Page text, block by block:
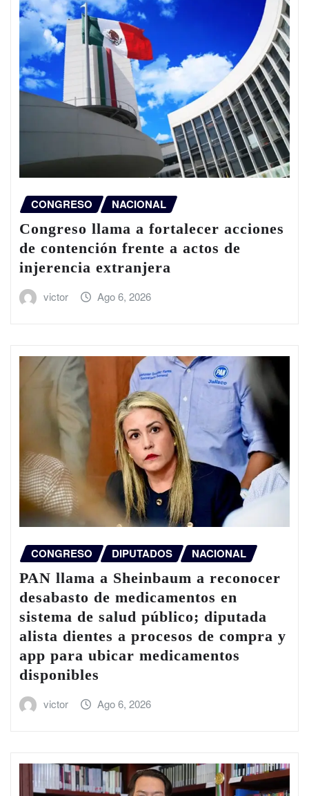
CONGRESO NACIONAL
Congreso llama a fortalecer acciones
de contención frente a actos de
injerencia extranjera
victor Ago 6, 2026
CONGRESO DIPUTADOS NACIONAL
PAN llama a Sheinbaum a reconocer
desabasto de medicamentos en
sistema de salud público; diputada
alista dientes a procesos de compra y
app para ubicar medicamentos
disponibles
victor Ago 6, 2026